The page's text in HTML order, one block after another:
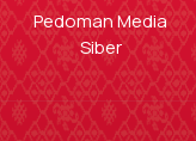
Pedoman Media
Siber